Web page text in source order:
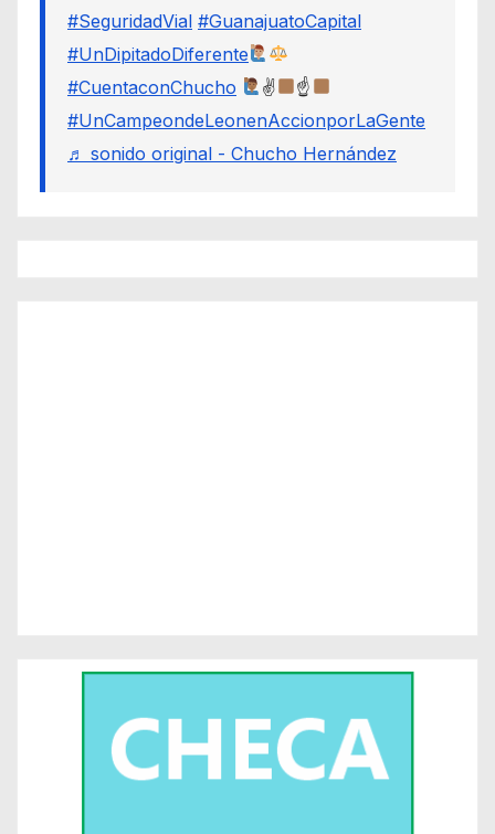
#SeguridadVial #GuanajuatoCapital
#UnDipitadoDiferente
#CuentaconChucho
✌
☝
#UnCampeondeLeonenAccionporLaGente
♬ sonido original - Chucho Hernández